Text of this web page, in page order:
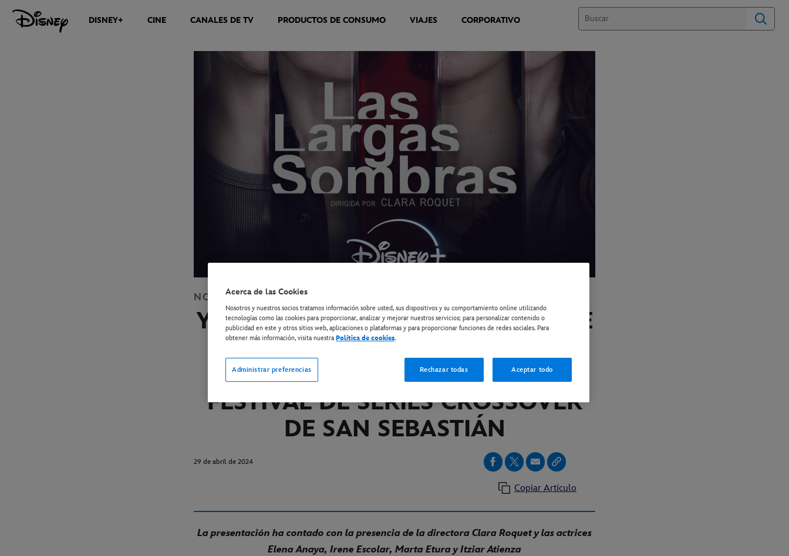
DISNEY+ CINE CANALES DE TV PRODUCTOS DE CONSUMO VIAJES CORPORATIVO
NOTICIAS DISNEY+
YA DISPONIBLE EL PHOTOCALL DE
LA SERIE ORIGINAL DE DISNEY+
“LAS LARGAS SOMBRAS” EN EL
FESTIVAL DE SERIES CROSSOVER
DE SAN SEBASTIÁN
29 de abril de 2024
Copiar Artículo
La presentación ha contado con la presencia de la directora Clara Roquet y las actrices
Elena Anaya, Irene Escolar, Marta Etura y Itziar Atienza
Acerca de las Cookies
Nosotros y nuestros socios tratamos información sobre usted, sus dispositivos y su comportamiento online utilizando
tecnologías como las cookies para proporcionar, analizar y mejorar nuestros servicios; para personalizar contenido o
publicidad en este y otros sitios web, aplicaciones o plataformas y para proporcionar funciones de redes sociales. Para
obtener más información, visita nuestraPolítica de cookies.
Administrar preferencias Rechazar todas Aceptar todo